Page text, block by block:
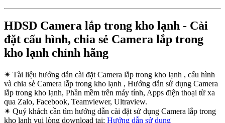
HDSD Camera lắp trong kho lạnh - Cài
đặt cấu hình, chia sẻ Camera lắp trong
kho lạnh chính hãng
✴ Tài liệu hướng dẫn cài đặt Camera lắp trong kho lạnh , cấu hình
và chia sẻ Camera lắp trong kho lạnh , Hướng dẫn sử dụng Camera
lắp trong kho lạnh, Phần mềm trên máy tính, Apps điện thoại từ xa
qua Zalo, Facebook, Teamviewer, Ultraview.
✴ Quý khách cần tìm hướng dẫn cài đặt sử dụng Camera lắp trong
kho lạnh vui lòng download tại: Hướng dẫn sử dụng